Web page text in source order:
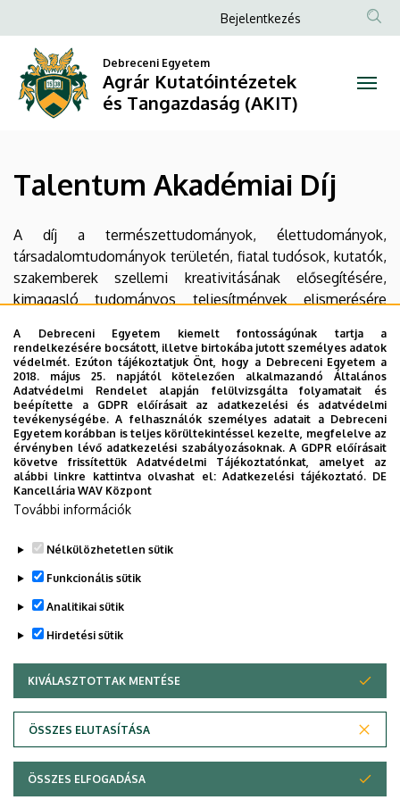
Akadémiai
Díj
Agrár
Kutatóintézetek
és
Tangazdaság
(AKIT)
a
tartalomra
Anonim
fiók
menüje
Bejelentkezés
Debreceni Egyetem
Agrár Kutatóintézetek
és Tangazdaság (AKIT)
Talentum Akadémiai Díj
A díj a természettudományok, élettudományok,
társadalomtudományok területén, fiatal tudósok, kutatók,
szakemberek szellemi kreativitásának elősegítésére,
kimagasló tudományos teljesítmények elismerésére
Dr. Holb Imre
Beosztás: egyetemi docens
Szervezet:Mezőgazdaságtudományi
Kar
Legutóbbi frissítés: 2023. 03. 06. 15:51
Adatvédelem
A Debreceni Egyetem kiemelt fontosságúnak tartja a
rendelkezésére bocsátott, illetve birtokába jutott személyes adatok
védelmét. Ezúton tájékoztatjuk Önt, hogy a Debreceni Egyetem a
2018. május 25. napjától kötelezően alkalmazandó Általános
Adatvédelmi Rendelet alapján felülvizsgálta folyamatait és
beépítette a GDPR előírásait az adatkezelési és adatvédelmi
tevékenységébe. A felhasználók személyes adatait a Debreceni
Egyetem korábban is teljes körültekintéssel kezelte, megfelelve az
érvényben lévő adatkezelési szabályozásoknak. A GDPR előírásait
követve frissítettük Adatvédelmi Tájékoztatónkat, amelyet az
alábbi linkre kattintva olvashat el:Adatkezelési tájékoztató. DE
Kancellária WAV Központ
További információk
Nélkülözhetetlen sütik
Funkcionális sütik
Analitikai sütik
Hirdetési sütik
KIVÁLASZTOTTAK MENTÉSE
ÖSSZES ELUTASÍTÁSA
WITHDRAW CONSENT
ÖSSZES ELFOGADÁSA